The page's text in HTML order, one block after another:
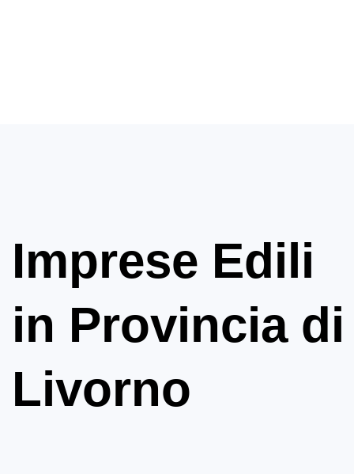
Imprese Edili
in Provincia di
Livorno